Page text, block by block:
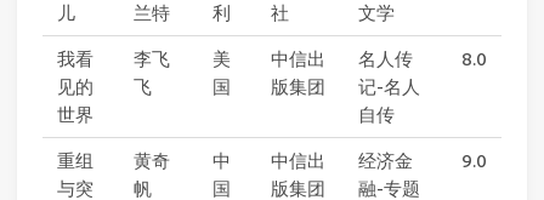
儿
兰特
利
社
文学
我看
见的
世界
李飞
飞
美
国
中信出
版集团
名人传
记-名人
自传
8.0
重组
与突
黄奇
帆
中
国
中信出
版集团
经济金
融-专题
9.0